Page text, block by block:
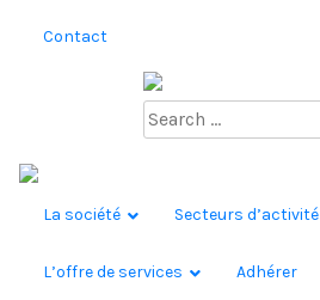
Contact
La société Secteurs d’activité
L’offre de services Adhérer